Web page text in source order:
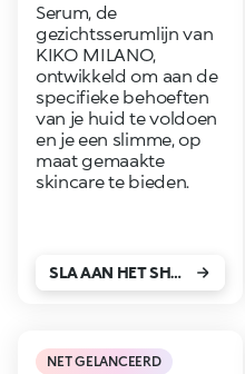
Serum, de
gezichtsserumlijn van
KIKO MILANO,
ontwikkeld om aan de
specifieke behoeften
van je huid te voldoen
en je een slimme, op
maat gemaakte
skincare te bieden.
SLA AAN HET SHOPPEN!
NET GELANCEERD